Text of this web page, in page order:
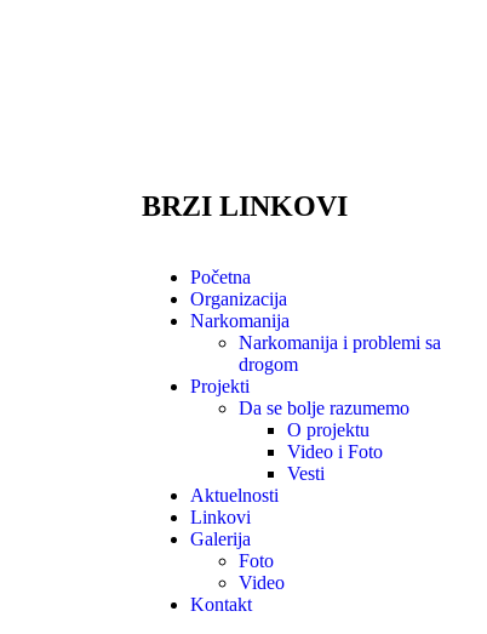
BRZI LINKOVI
Početna
Organizacija
Narkomanija
Narkomanija i problemi sa
drogom
Projekti
Da se bolje razumemo
O projektu
Video i Foto
Vesti
Aktuelnosti
Linkovi
Galerija
Foto
Video
Kontakt